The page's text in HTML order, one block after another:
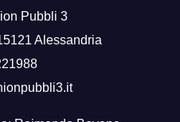
Pubbli 3
Alessandria